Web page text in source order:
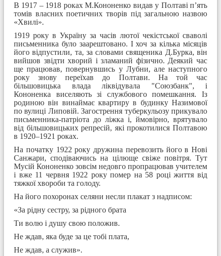
В 1917 – 1918 роках М.Кононенко видав у Полтаві п’ять
томів власних поетичних творів під загальною назвою
«Хвилі».
1919 року в Україну за часів лютої чекістської сваволі
письменника було заарештовано. І хоч за кілька місяців
його відпустили, та, за словами священика Д.Бурка, він
вийшов звідти хворий і зламаний фізично. Деякий час
ще працював, повернувшись у Лубни, але наступного
року знову переїхав до Полтави. На той час
більшовицька влада ліквідувала "Союзбанк", і
Кононенка виселяють зі службового помешкання. Із
родиною він винаймає квартиру в будинку Назимової
по вулиці Липовій. Загострення туберкульозу прикувало
письменника-патріота до ліжка і, ймовірно, врятувало
від більшовицьких репресій, які прокотилися Полтавою
в 1920–1921 роках.
На початку 1922 року дружина перевозить його в Нові
Санжари, сподіваючись на цілюще свіже повітря. Тут
Мусій Кононенко зовсім недовго пропрацював учителем
і вже 11 червня 1922 року помер на 58 році життя від
тяжкої хвороби та голоду.
На його похоронах селяни несли плакат з надписом:
«За рідну сестру, за рідного брата
Ти волю і душу свою положив.
Не ждав, яка буде за це тобі плата,
Не ждав, а служив».